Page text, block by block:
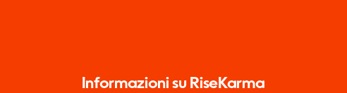
Informazioni su RiseKarma